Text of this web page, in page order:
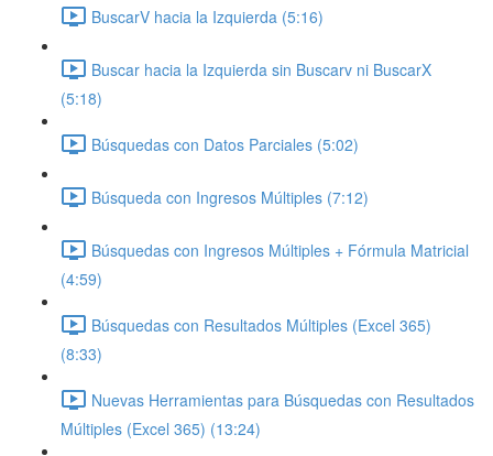
BuscarV hacia la Izquierda (5:16)
Buscar hacia la Izquierda sin Buscarv ni BuscarX
(5:18)
Búsquedas con Datos Parciales (5:02)
Búsqueda con Ingresos Múltiples (7:12)
Búsquedas con Ingresos Múltiples + Fórmula Matricial
(4:59)
Búsquedas con Resultados Múltiples (Excel 365)
(8:33)
Nuevas Herramientas para Búsquedas con Resultados
Múltiples (Excel 365) (13:24)